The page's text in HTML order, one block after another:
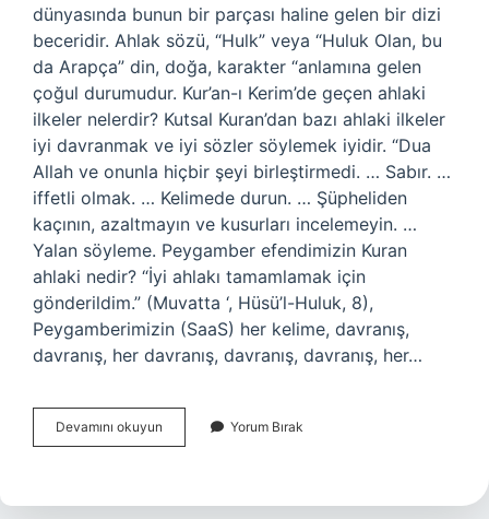
dünyasında bunun bir parçası haline gelen bir dizi
beceridir. Ahlak sözü, “Hulk” veya “Huluk Olan, bu
da Arapça” din, doğa, karakter “anlamına gelen
çoğul durumudur. Kur’an-ı Kerim’de geçen ahlaki
ilkeler nelerdir? Kutsal Kuran’dan bazı ahlaki ilkeler
iyi davranmak ve iyi sözler söylemek iyidir. “Dua
Allah ve onunla hiçbir şeyi birleştirmedi. … Sabır. …
iffetli olmak. … Kelimede durun. … Şüpheliden
kaçının, azaltmayın ve kusurları incelemeyin. …
Yalan söyleme. Peygamber efendimizin Kuran
ahlaki nedir? “İyi ahlakı tamamlamak için
gönderildim.” (Muvatta ‘, Hüsü’l-Huluk, 8),
Peygamberimizin (SaaS) her kelime, davranış,
davranış, her davranış, davranış, davranış, her…
Devamını okuyun
Kuranda
Yorum Bırak